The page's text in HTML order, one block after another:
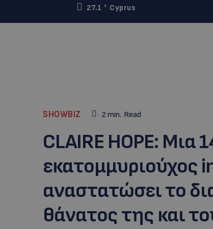
27.1
C Cyprus
SHOWBIZ 2 min. Read
CLAIRE HOPE: Mια
εκατομμυριούχος
αναστατώσει το
θάνατος της και